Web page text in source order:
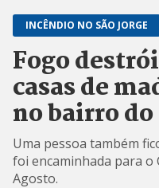
INCÊNDIO NO SÃO JORGE
Fogo
casas de
no bairro do
Uma pessoa também
foi encaminhada para o
Agosto.